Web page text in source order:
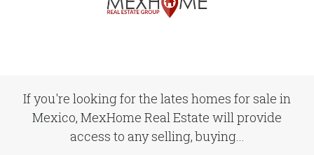
If you're looking for the lates homes for sale in
Mexico, MexHome Real Estate will provide
access to any selling, buying...